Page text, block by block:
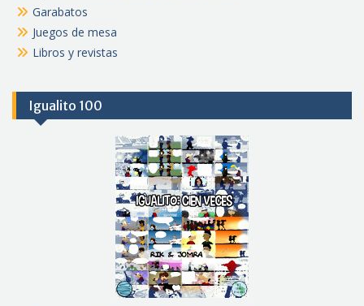
Garabatos
Juegos de mesa
Libros y revistas
Igualito 100